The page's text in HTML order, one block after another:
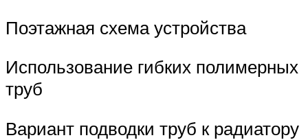
Поэтажная схема устройства
Использование гибких полимерных
труб
Вариант подводки труб к радиатору